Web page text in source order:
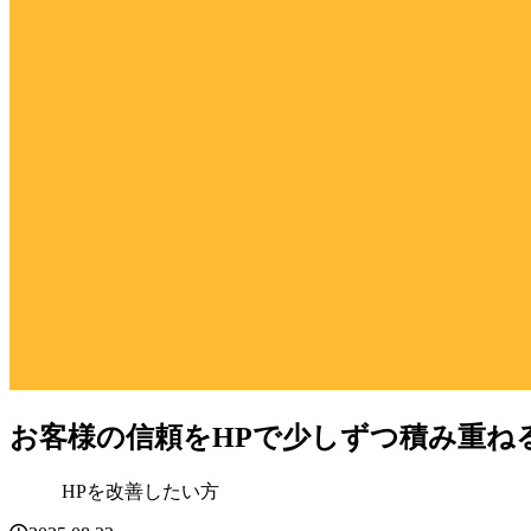
お客様の信頼をHPで少しずつ積み重ね
HPを改善したい方